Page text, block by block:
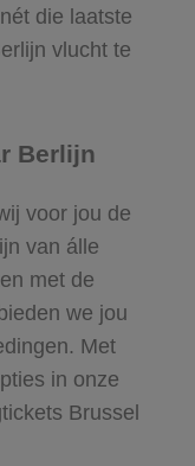
die laatste
vlucht te
Berlijn
voor jou de
van álle
met de
we jou
Met
in onze
Brussel